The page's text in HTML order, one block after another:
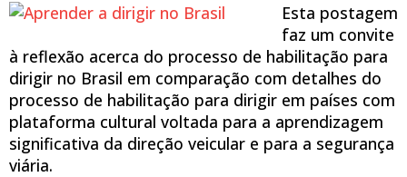
Esta postagem
faz um convite
à reflexão acerca do processo de habilitação para
dirigir no Brasil em comparação com detalhes do
processo de habilitação para dirigir em países com
plataforma cultural voltada para a aprendizagem
significativa da direção veicular e para a segurança
viária.